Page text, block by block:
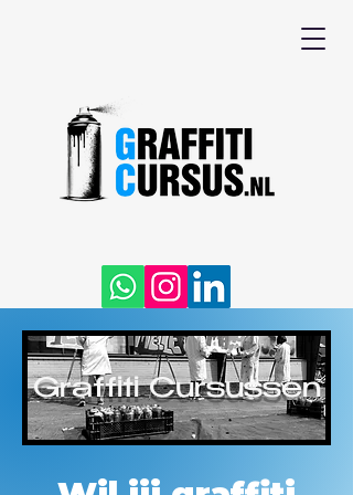
Graffiti Cursussen